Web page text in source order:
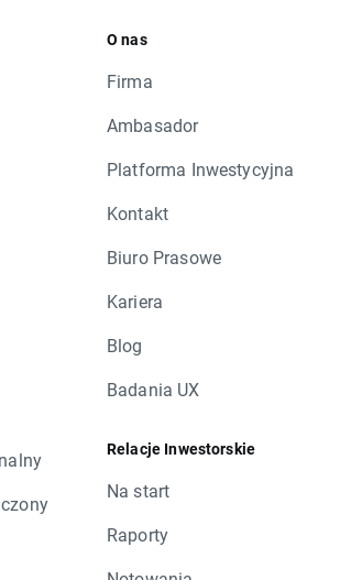
O nas
Firma
Ambasador
Platforma Inwestycyjna
Kontakt
Biuro Prasowe
Kariera
Blog
Badania UX
Relacje Inwestorskie
Na start
Raporty